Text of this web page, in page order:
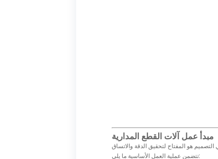
مبدأ عمل آلات القطع المدارية
تتضمن عملية العمل الأساسية ما يلي: